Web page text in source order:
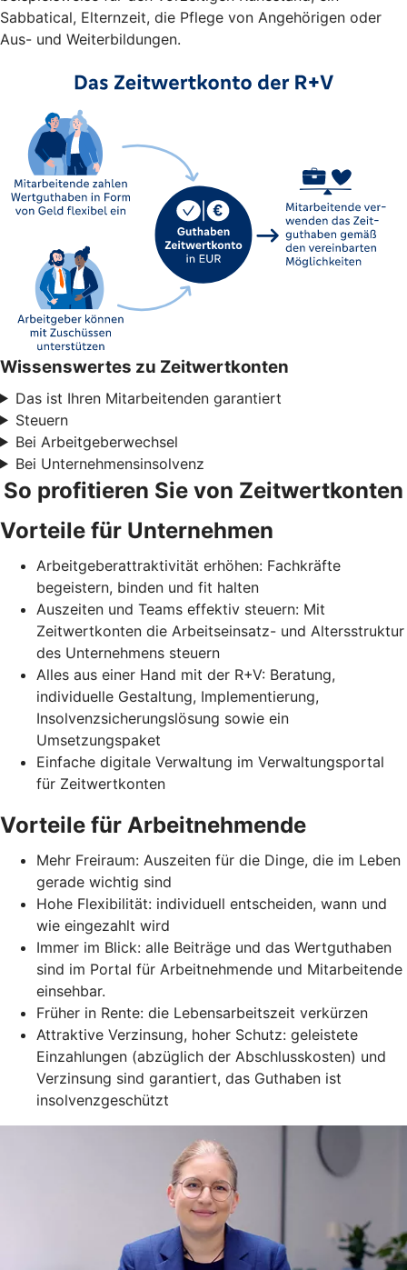
Sabbatical, Elternzeit, die Pflege von Angehörigen oder
Aus- und Weiterbildungen.
Wissenswertes zu Zeitwertkonten
Das ist Ihren Mitarbeitenden garantiert
Steuern
Bei Arbeitgeberwechsel
Bei Unternehmensinsolvenz
So profitieren Sie von Zeitwertkonten
Vorteile für Unternehmen
Arbeitgeberattraktivität erhöhen: Fachkräfte
begeistern, binden und fit halten
Auszeiten und Teams effektiv steuern: Mit
Zeitwertkonten die Arbeitseinsatz- und Altersstruktur
des Unternehmens steuern
Alles aus einer Hand mit der R+V: Beratung,
individuelle Gestaltung, Implementierung,
Insolvenzsicherungslösung sowie ein
Umsetzungspaket
Einfache digitale Verwaltung im Verwaltungsportal
für Zeitwertkonten
Vorteile für Arbeitnehmende
Mehr Freiraum: Auszeiten für die Dinge, die im Leben
gerade wichtig sind
Hohe Flexibilität: individuell entscheiden, wann und
wie eingezahlt wird
Immer im Blick: alle Beiträge und das Wertguthaben
sind im Portal für Arbeitnehmende und Mitarbeitende
einsehbar.
Früher in Rente: die Lebensarbeitszeit verkürzen
Attraktive Verzinsung, hoher Schutz: geleistete
Einzahlungen (abzüglich der Abschlusskosten) und
Verzinsung sind garantiert, das Guthaben ist
insolvenzgeschützt